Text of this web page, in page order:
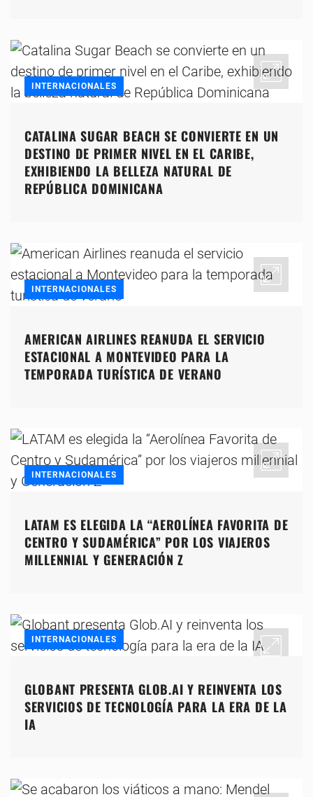
INTERNACIONALES
CATALINA SUGAR BEACH SE CONVIERTE EN UN
DESTINO DE PRIMER NIVEL EN EL CARIBE,
EXHIBIENDO LA BELLEZA NATURAL DE
REPÚBLICA DOMINICANA
INTERNACIONALES
AMERICAN AIRLINES REANUDA EL SERVICIO
ESTACIONAL A MONTEVIDEO PARA LA
TEMPORADA TURÍSTICA DE VERANO
INTERNACIONALES
LATAM ES ELEGIDA LA “AEROLÍNEA FAVORITA DE
CENTRO Y SUDAMÉRICA” POR LOS VIAJEROS
MILLENNIAL Y GENERACIÓN Z
INTERNACIONALES
GLOBANT PRESENTA GLOB.AI Y REINVENTA LOS
SERVICIOS DE TECNOLOGÍA PARA LA ERA DE LA
IA